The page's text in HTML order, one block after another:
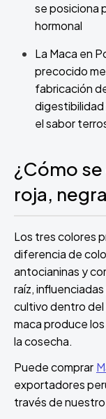
se posiciona
hormonal
La Maca en
precocido
fabricación
digestibilidad
el sabor
¿Cómo
roja,
Los tres colores
diferencia de
antocianinas y
raíz,
cultivo dentro del
maca produce
la cosecha.
Puede comprar
exportadores
través de